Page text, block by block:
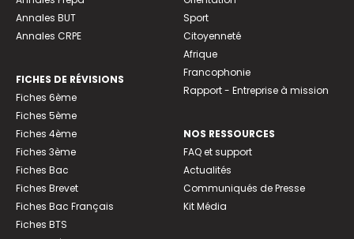
Annales BUT
Annales CRPE
FICHES DE RÉVISIONS
Fiches 6ème
Fiches 5ème
Fiches 4ème
Fiches 3ème
Fiches Bac
Fiches Brevet
Fiches Bac Français
Fiches BTS
Sport
Citoyenneté
Afrique
Francophonie
Rapport - Entreprise à mission
NOS RESSOURCES
FAQ et support
Actualités
Communiqués de Presse
Kit Média